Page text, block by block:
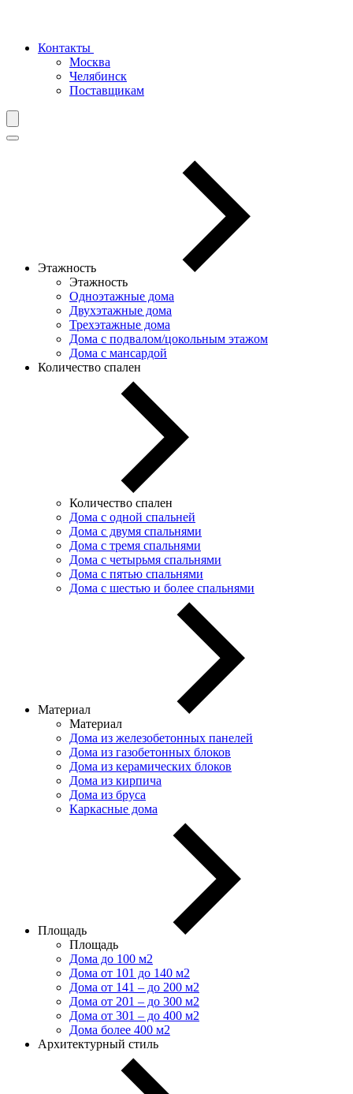
Контакты
Москва
Челябинск
Поставщикам
Этажность
Этажность
Одноэтажные дома
Двухэтажные дома
Трехэтажные дома
Дома с подвалом/цокольным этажом
Дома с мансардой
Количество спален
Количество спален
Дома с одной спальней
Дома с двумя спальнями
Дома с тремя спальнями
Дома с четырьмя спальнями
Дома с пятью спальнями
Дома с шестью и более спальнями
Материал
Материал
Дома из железобетонных панелей
Дома из газобетонных блоков
Дома из керамических блоков
Дома из кирпича
Дома из бруса
Каркасные дома
Площадь
Площадь
Дома до 100 м2
Дома от 101 до 140 м2
Дома от 141 – до 200 м2
Дома от 201 – до 300 м2
Дома от 301 – до 400 м2
Дома более 400 м2
Архитектурный стиль